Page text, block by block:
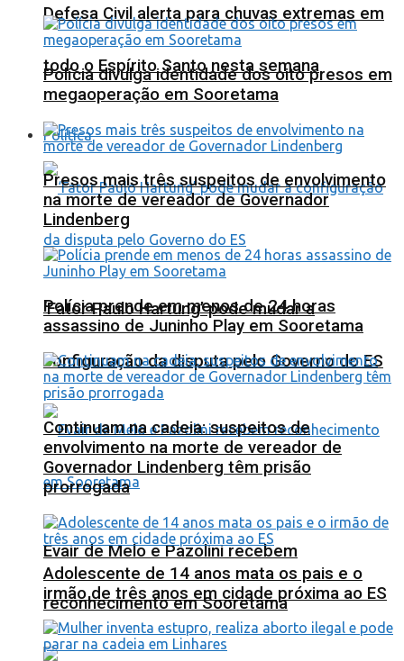
Defesa Civil alerta para chuvas extremas em
todo o Espírito Santo nesta semana
Política
‘Fator Paulo Hartung’ pode mudar a
configuração da disputa pelo Governo do ES
Evair de Melo e Pazolini recebem
reconhecimento em Sooretama
Polícia divulga identidade dos oito presos em
megaoperação em Sooretama
Presos mais três suspeitos de envolvimento
na morte de vereador de Governador
Lindenberg
Polícia prende em menos de 24 horas
assassino de Juninho Play em Sooretama
Continuam na cadeia: suspeitos de
envolvimento na morte de vereador de
Governador Lindenberg têm prisão
prorrogada
Adolescente de 14 anos mata os pais e o
irmão de três anos em cidade próxima ao ES